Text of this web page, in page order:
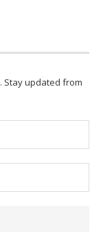
Stay updated from